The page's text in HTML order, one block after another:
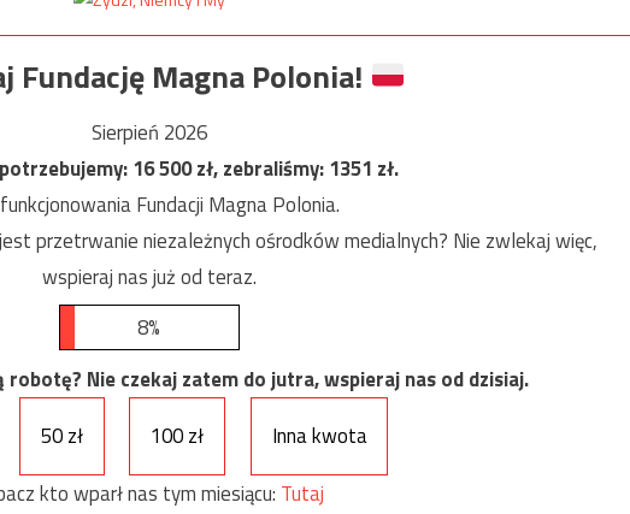
Fundację Magna Polonia!
Sierpień 2026
16 500zł, zebraliśmy:1351 zł.
Fundacji Magna Polonia.
przetrwanie niezależnych ośrodków medialnych? Nie zwlekaj więc,
wspieraj nas już od teraz.
8%
robotę? Nie czekaj zatem do jutra, wspieraj nas od dzisiaj.
50 zł 100 zł
Inna kwota
kto wparł nas tym miesiącu: Tutaj